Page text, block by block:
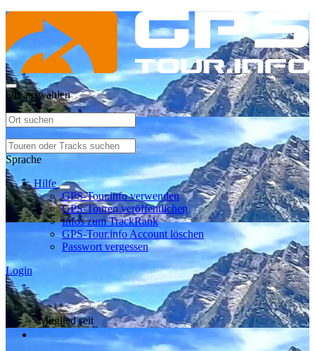
Ort auswählen
Sprache
Hilfe
GPS-Tour.info verwenden
GPS-Touren veröffentlichen
Infos zum TrackRank
GPS-Tour.info Account löschen
Passwort vergessen
Login
Mitglied seit